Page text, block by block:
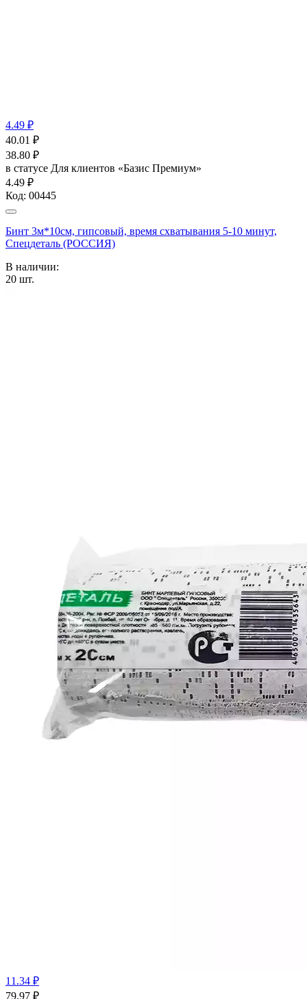
4.49 ₽
40.01 ₽
38.80 ₽
в статусе Для клиентов «Базис Премиум»
4.49 ₽
Код: 00445
Бинт 3м*10см, гипсовый, время схватывания 5-10 минут,
Спецдеталь (РОССИЯ)
В наличии:
20 шт.
11.34 ₽
79.97 ₽